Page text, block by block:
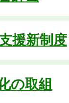
援新制度
の取組